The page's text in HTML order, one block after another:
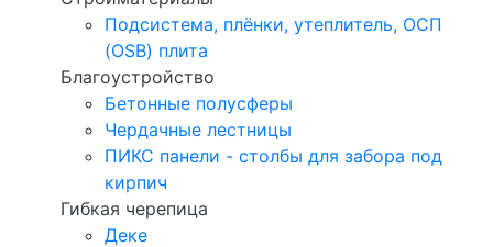
Подсистема, плёнки, утеплитель, ОСП
(OSB) плита
Благоустройство
Бетонные полусферы
Чердачные лестницы
ПИКС панели - столбы для забора под
кирпич
Гибкая черепица
Деке